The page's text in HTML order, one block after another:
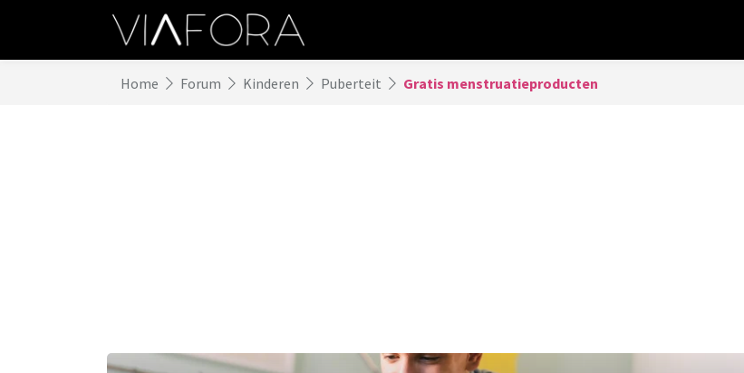
Home Forum Kinderen Puberteit Gratis menstruatieproducten